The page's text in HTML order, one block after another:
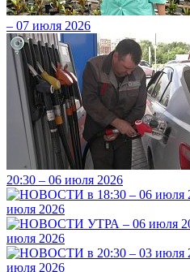
– 07 июля 2026
20:30 – 06 июля 2026
июля 2026
июля 2026
июля 2026